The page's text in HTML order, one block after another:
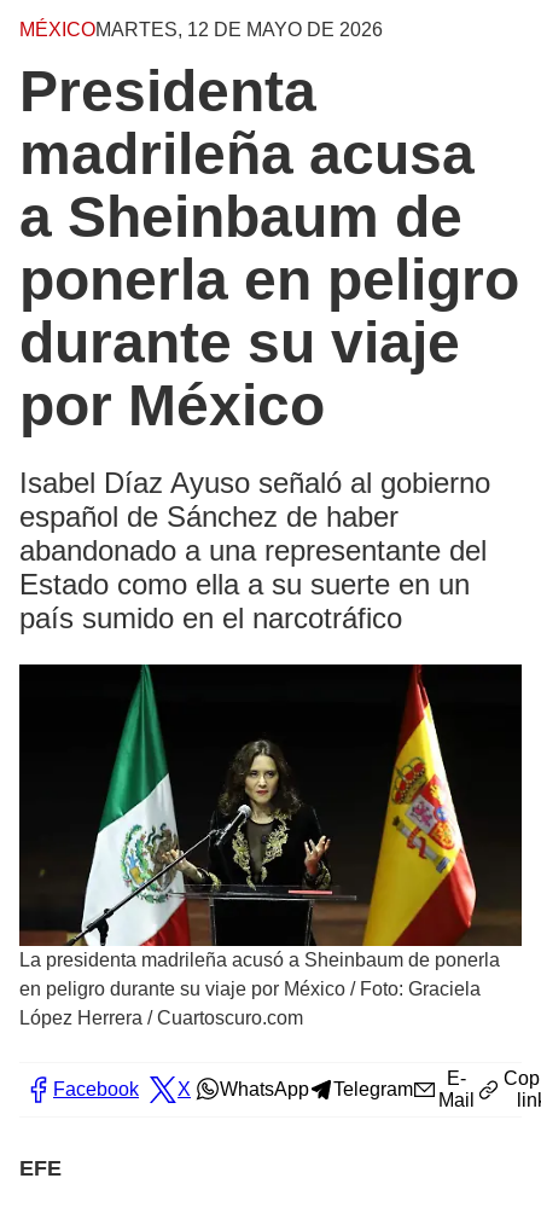
MÉXICOMARTES, 12 DE MAYO DE 2026
Presidenta
madrileña acusa
a Sheinbaum de
ponerla en peligro
durante su viaje
por México
Isabel Díaz Ayuso señaló al gobierno
español de Sánchez de haber
abandonado a una representante del
Estado como ella a su suerte en un
país sumido en el narcotráfico
La presidenta madrileña acusó a Sheinbaum de ponerla
en peligro durante su viaje por México / Foto: Graciela
López Herrera / Cuartoscuro.com
Facebook X WhatsApp Telegram
E-
Mail
EFE